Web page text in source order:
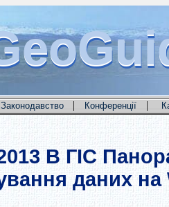
Законодавство | Конференції |
В ГІС
даних на